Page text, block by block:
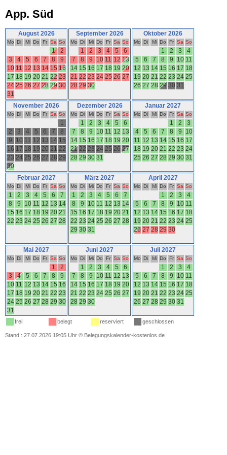
App. Süd
August 2026
Mo Di Mi Do Fr Sa So
1
2
3
4 5 6 7 8
9
10 11 12 13 14 15 16
17 18 19 20 21 22 23
24 25 26 27 28 29 30
31
September 2026
Mo Di Mi Do Fr Sa So
1 2 3 4 5
6
7
8 9 10 11 12 13
14 15 16 17 18 19 20
21 22 23 24 25 26 27
28 29 30
Oktober 2026
Mo Di Mi Do Fr Sa So
1 2 3
4
5
6 7 8 9 10 11
12 13 14 15 16 17 18
19 20 21 22 23 24 25
26 27 28 29 30 31
November 2026
Mo Di Mi Do Fr Sa So
1
2
3 4 5 6 7
8
9
10 11 12 13 14 15
16 17 18 19 20 21 22
23 24 25 26 27 28 29
30
Dezember 2026
Mo Di Mi Do Fr Sa So
1 2 3 4 5
6
7
8 9 10 11 12 13
14 15 16 17 18 19 20
21 22 23 24 25 26 27
28 29 30 31
Januar 2027
Mo Di Mi Do Fr Sa So
1 2
3
4
5 6 7 8 9
10
11 12 13 14 15 16 17
18 19 20 21 22 23 24
25 26 27 28 29 30 31
Februar 2027
Mo Di Mi Do Fr Sa So
1 2 3 4 5 6
7
8
9 10 11 12 13 14
15 16 17 18 19 20 21
22 23 24 25 26 27 28
März 2027
Mo Di Mi Do Fr Sa So
1 2 3 4 5 6
7
8
9 10 11 12 13 14
15 16 17 18 19 20 21
22 23 24 25 26 27 28
29 30 31
April 2027
Mo Di Mi Do Fr Sa So
1 2 3
4
5
6 7 8 9 10 11
12 13 14 15 16 17 18
19 20 21 22 23 24 25
26 27 28 29 30
Mai 2027
Mo Di Mi Do Fr Sa So
1
2
3
4 5 6 7 8
9
10 11 12 13 14 15 16
17 18 19 20 21 22 23
24 25 26 27 28 29 30
31
Juni 2027
Mo Di Mi Do Fr Sa So
1 2 3 4 5
6
7
8 9 10 11 12 13
14 15 16 17 18 19 20
21 22 23 24 25 26 27
28 29 30
Juli 2027
Mo Di Mi Do Fr Sa So
1 2 3
4
5
6 7 8 9 10 11
12 13 14 15 16 17 18
19 20 21 22 23 24 25
26 27 28 29 30 31
frei belegt reserviert geschlossen
Stand : 27.07.2026 19:05 Uhr © Belegungskalender-kostenlos.de